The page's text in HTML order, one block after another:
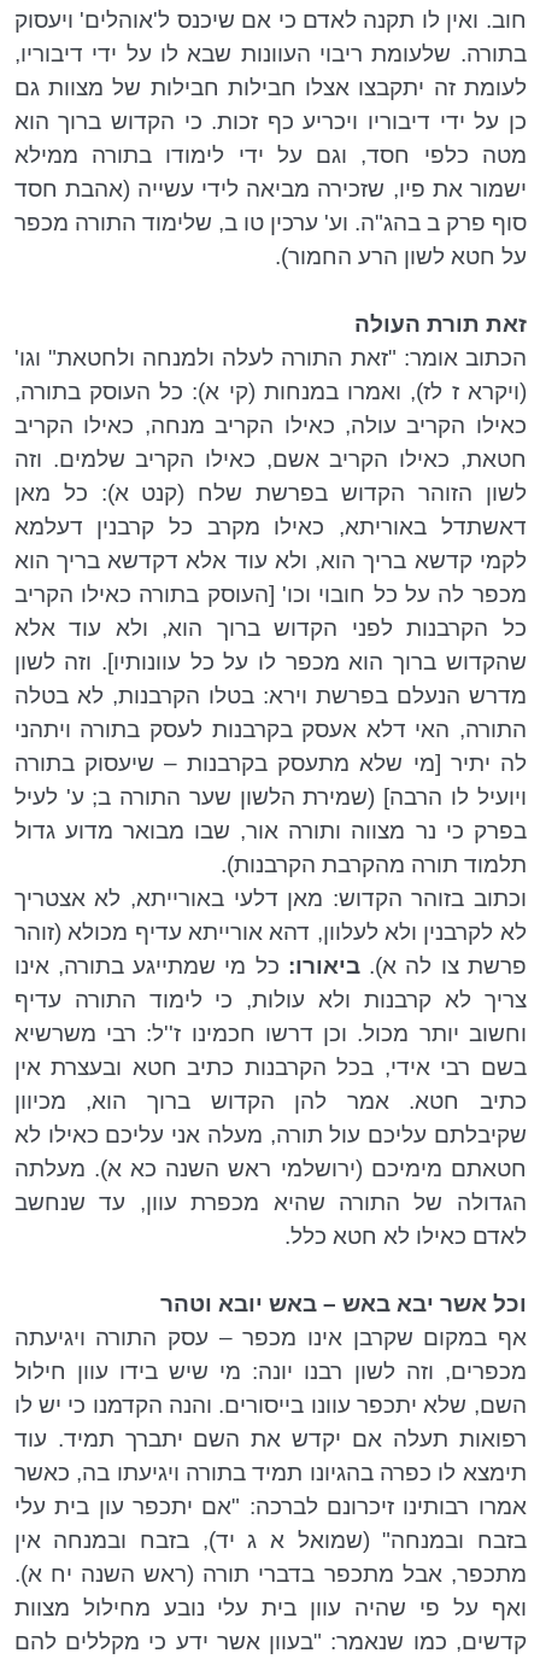
חוב. ואין לו תקנה לאדם כי אם שיכנס ל'אוהלים' ויעסוק
בתורה. שלעומת ריבוי העוונות שבא לו על ידי דיבוריו,
לעומת זה יתקבצו אצלו חבילות חבילות של מצוות גם
כן על ידי דיבוריו ויכריע כף זכות. כי הקדוש ברוך הוא
מטה כלפי חסד, וגם על ידי לימודו בתורה ממילא
ישמור את פיו, שזכירה מביאה לידי עשייה (אהבת חסד
סוף פרק ב בהג"ה. וע' ערכין טו ב, שלימוד התורה מכפר
על חטא לשון הרע החמור).
זאת תורת העולה
הכתוב אומר: "זאת התורה לעלה ולמנחה ולחטאת" וגו'
(ויקרא ז לז), ואמרו במנחות (קי א): כל העוסק בתורה,
כאילו הקריב עולה, כאילו הקריב מנחה, כאילו הקריב
חטאת, כאילו הקריב אשם, כאילו הקריב שלמים. וזה
לשון הזוהר הקדוש בפרשת שלח (קנט א): כל מאן
דאשתדל באוריתא, כאילו מקרב כל קרבנין דעלמא
לקמי קדשא בריך הוא, ולא עוד אלא דקדשא בריך הוא
מכפר לה על כל חובוי וכו' [העוסק בתורה כאילו הקריב
כל הקרבנות לפני הקדוש ברוך הוא, ולא עוד אלא
שהקדוש ברוך הוא מכפר לו על כל עוונותיו]. וזה לשון
מדרש הנעלם בפרשת וירא: בטלו הקרבנות, לא בטלה
התורה, האי דלא אעסק בקרבנות לעסק בתורה ויתהני
לה יתיר [מי שלא מתעסק בקרבנות – שיעסוק בתורה
ויועיל לו הרבה] (שמירת הלשון שער התורה ב; ע' לעיל
בפרק כי נר מצווה ותורה אור, שבו מבואר מדוע גדול
תלמוד תורה מהקרבת הקרבנות).
וכתוב בזוהר הקדוש: מאן דלעי באורייתא, לא אצטריך
לא לקרבנין ולא לעלוון, דהא אורייתא עדיף מכולא (זוהר
פרשת צו לה א).ביאורו: כל מי שמתייגע בתורה, אינו
צריך לא קרבנות ולא עולות, כי לימוד התורה עדיף
וחשוב יותר מכול. וכן דרשו חכמינו ז''ל: רבי משרשיא
בשם רבי אידי, בכל הקרבנות כתיב חטא ובעצרת אין
כתיב חטא. אמר להן הקדוש ברוך הוא, מכיוון
שקיבלתם עליכם עול תורה, מעלה אני עליכם כאילו לא
חטאתם מימיכם (ירושלמי ראש השנה כא א). מעלתה
הגדולה של התורה שהיא מכפרת עוון, עד שנחשב
לאדם כאילו לא חטא כלל.
וכל אשר יבא באש – באש יובא וטהר
אף במקום שקרבן אינו מכפר – עסק התורה ויגיעתה
מכפרים, וזה לשון רבנו יונה: מי שיש בידו עוון חילול
השם, שלא יתכפר עוונו בייסורים. והנה הקדמנו כי יש לו
רפואות תעלה אם יקדש את השם יתברך תמיד. עוד
תימצא לו כפרה בהגיונו תמיד בתורה ויגיעתו בה, כאשר
אמרו רבותינו זיכרונם לברכה: "אם יתכפר עון בית עלי
בזבח ובמנחה" (שמואל א ג יד), בזבח ובמנחה אין
מתכפר, אבל מתכפר בדברי תורה (ראש השנה יח א).
ואף על פי שהיה עוון בית עלי נובע מחילול מצוות
קדשים, כמו שנאמר: "בעוון אשר ידע כי מקללים להם